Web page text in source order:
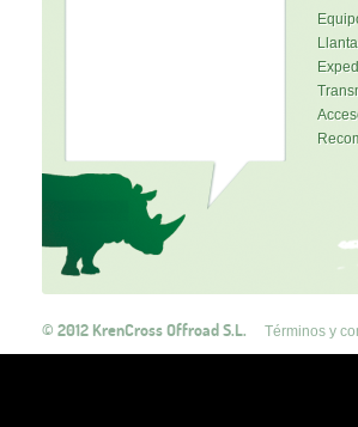
© 2012 KrenCross Offroad S.L. Términos y